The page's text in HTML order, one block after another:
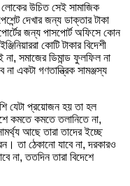
উচিত সেই সামাজিক
দেখার জন্য ডাক্তার টাকা
জন্য পাসপোর্ট অফিসে কোন
কোটি টাকার বিদেশী
সমাজের ডিমান্ড ফুলফিল না
না একটা গণতান্ত্রিক সামঞ্জস্য
যেটা প্রয়োজন হয় তা হল
কমতে কমতে তলানিতে না,
আছে তারা তাদের ইচ্ছে
তা ঠেকানো যাবে না, দরকারও
না, ততদিন তারা বিদেশে